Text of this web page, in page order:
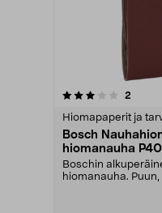
2
Hiomapaperit ja
Bosch
hiomanauha
mm, 3 kpl
Boschin
hiomanauha. Puun,
4.0viidestä